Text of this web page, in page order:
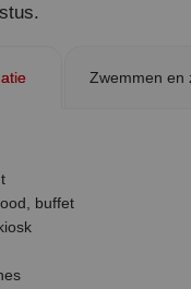
Zwemmen en
buffet